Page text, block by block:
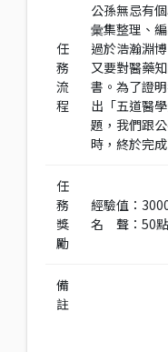
任
務
流
程
公孫無忌有
彙集整理、
過於浩瀚淵
又要對醫藥
書。為了證
出「五道醫
題，我們跟
時，終於完
任
務
獎
勵
經驗值：
名 聲：50點
備
註